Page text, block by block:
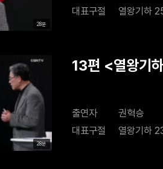
28분
대표구절
열왕기하
28분
13편 <열왕기
출연자
권혁승
대표구절
열왕기하